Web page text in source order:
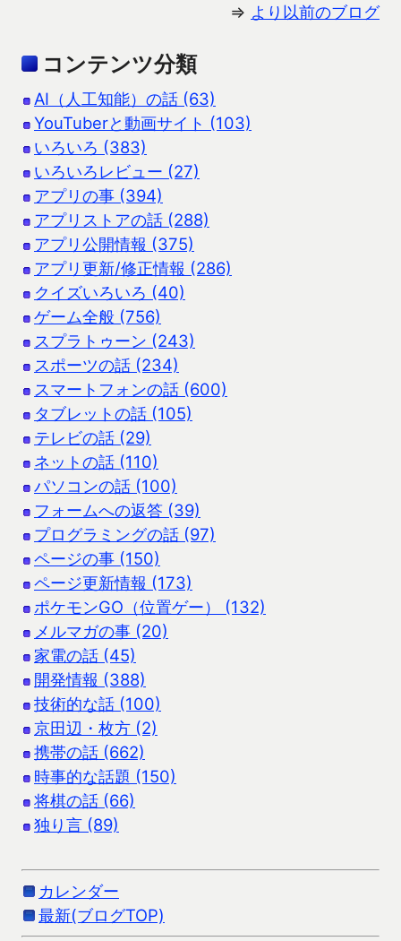
⇒ より以前のブログ
コンテンツ分類
AI（人工知能）の話 (63)
YouTuberと動画サイト (103)
いろいろ (383)
いろいろレビュー (27)
アプリの事 (394)
アプリストアの話 (288)
アプリ公開情報 (375)
アプリ更新/修正情報 (286)
クイズいろいろ (40)
ゲーム全般 (756)
スプラトゥーン (243)
スポーツの話 (234)
スマートフォンの話 (600)
タブレットの話 (105)
テレビの話 (29)
ネットの話 (110)
パソコンの話 (100)
フォームへの返答 (39)
プログラミングの話 (97)
ページの事 (150)
ページ更新情報 (173)
ポケモンGO（位置ゲー） (132)
メルマガの事 (20)
家電の話 (45)
開発情報 (388)
技術的な話 (100)
京田辺・枚方 (2)
携帯の話 (662)
時事的な話題 (150)
将棋の話 (66)
独り言 (89)
カレンダー
最新(ブログTOP)